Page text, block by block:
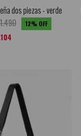
dos piezas - verde
1.490 12